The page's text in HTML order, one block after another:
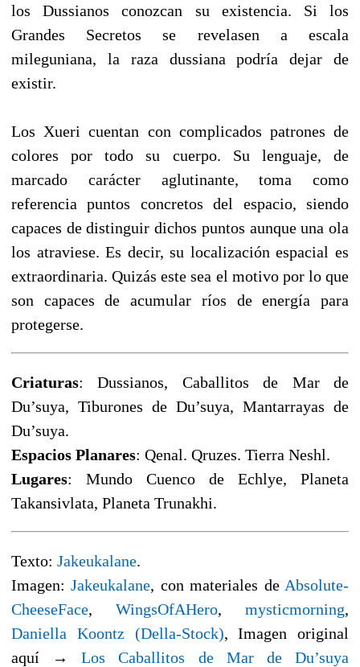
los Dussianos conozcan su existencia. Si los
Grandes Secretos se revelasen a escala
mileguniana, la raza dussiana podría dejar de
existir.
Los Xueri cuentan con complicados patrones de
colores por todo su cuerpo. Su lenguaje, de
marcado carácter aglutinante, toma como
referencia puntos concretos del espacio, siendo
capaces de distinguir dichos puntos aunque una ola
los atraviese. Es decir, su localización espacial es
extraordinaria. Quizás este sea el motivo por lo que
son capaces de acumular ríos de energía para
protegerse.
Criaturas: Dussianos, Caballitos de Mar de
Du’suya, Tiburones de Du’suya, Mantarrayas de
Du’suya.
Espacios Planares: Qenal. Qruzes. Tierra Neshl.
Lugares: Mundo Cuenco de Echlye, Planeta
Takansivlata, Planeta Trunakhi.
Texto: Jakeukalane.
Imagen:Jakeukalane, con materiales de Absolute-
CheeseFace, WingsOfAHero, mysticmorning,
Daniella Koontz (Della-Stock), Imagen original
aquí →Los Caballitos de Mar de Du’suya